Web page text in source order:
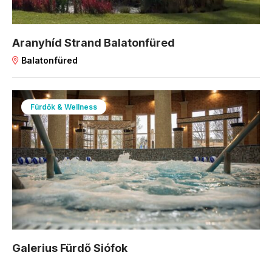
Aranyhíd Strand Balatonfüred
Balatonfüred
Fürdők & Wellness
Galerius Fürdő Siófok